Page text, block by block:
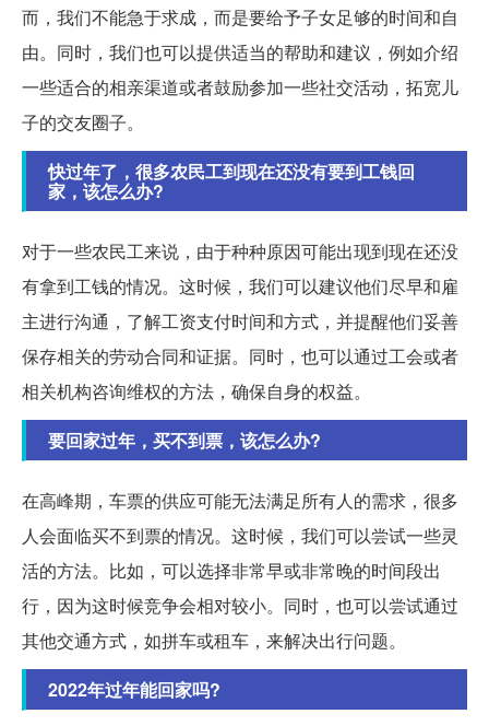
而，我们不能急于求成，而是要给予子女足够的时间和自
由。同时，我们也可以提供适当的帮助和建议，例如介绍
一些适合的相亲渠道或者鼓励参加一些社交活动，拓宽儿
子的交友圈子。
快过年了，很多农民工到现在还没有要到工钱回
家，该怎么办?
对于一些农民工来说，由于种种原因可能出现到现在还没
有拿到工钱的情况。这时候，我们可以建议他们尽早和雇
主进行沟通，了解工资支付时间和方式，并提醒他们妥善
保存相关的劳动合同和证据。同时，也可以通过工会或者
相关机构咨询维权的方法，确保自身的权益。
要回家过年，买不到票，该怎么办?
在高峰期，车票的供应可能无法满足所有人的需求，很多
人会面临买不到票的情况。这时候，我们可以尝试一些灵
活的方法。比如，可以选择非常早或非常晚的时间段出
行，因为这时候竞争会相对较小。同时，也可以尝试通过
其他交通方式，如拼车或租车，来解决出行问题。
2022年过年能回家吗?